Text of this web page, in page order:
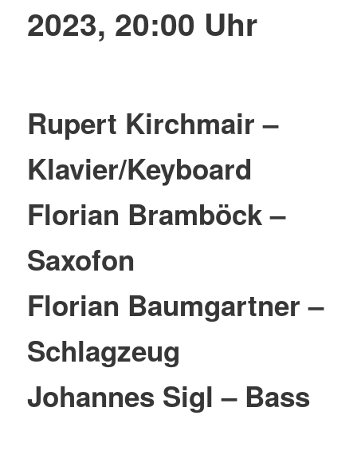
2023, 20:00 Uhr
Rupert Kirchmair –
Klavier/Keyboard
Florian Bramböck –
Saxofon
Florian Baumgartner –
Schlagzeug
Johannes Sigl – Bass